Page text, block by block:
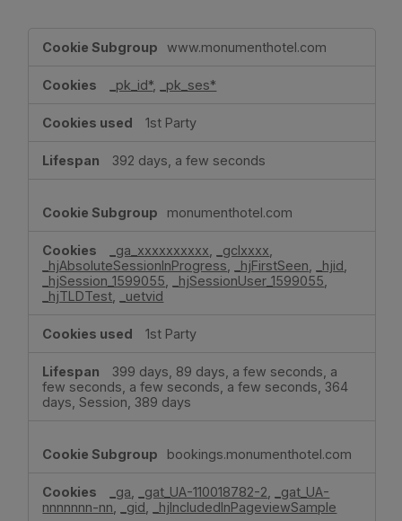
Cookies
www.monumenthotel.com
_pk_id*, _pk_ses*
1st Party
392 days, a few seconds
monumenthotel.com
_ga_xxxxxxxxxx _gclxxxx
_hjAbsoluteSessionInProgress
_hjFirstSeen _hjid
_hjSession_1599055
_hjSessionUser_1599055
_hjTLDTest
_uetvid
1st Party
399 days, 89 days, a few seconds, a
few seconds, a few seconds, a few seconds, 364
days, Session, 389 days
bookings.monumenthotel.com
_ga _gat_UA-110018782-2
_gat_UA-
nnnnnnn-nn
_gid _hjIncludedInPageviewSample